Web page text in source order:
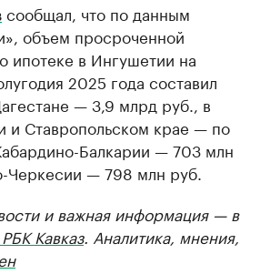
сообщал, что по данным
объем просроченной
ипотеке в Ингушетии на
2025 года составил
— 3,9 млрд руб., в
и Ставропольском крае — по
Балкарии — 703 млн
Черкесии — 798 млн руб.
и важная информация — в
Кавказ. Аналитика, мнения,